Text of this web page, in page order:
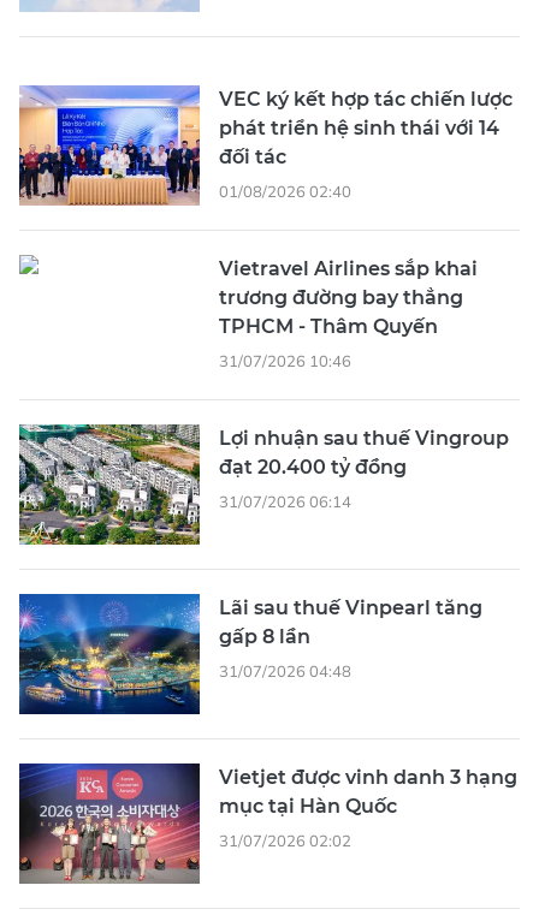
VEC ký kết hợp tác chiến lược
phát triển hệ sinh thái với 14
đối tác
01/08/2026 02:40
Vietravel Airlines sắp khai
trương đường bay thẳng
TPHCM - Thâm Quyến
31/07/2026 10:46
Lợi nhuận sau thuế Vingroup
đạt 20.400 tỷ đồng
31/07/2026 06:14
Lãi sau thuế Vinpearl tăng
gấp 8 lần
31/07/2026 04:48
Vietjet được vinh danh 3 hạng
mục tại Hàn Quốc
31/07/2026 02:02